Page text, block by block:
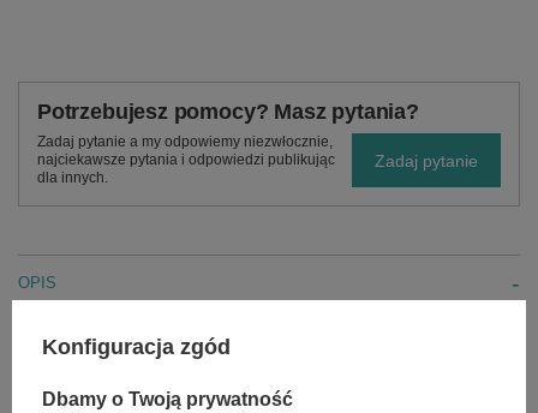
Potrzebujesz pomocy? Masz pytania?
Zadaj pytanie a my odpowiemy niezwłocznie,
najciekawsze pytania i odpowiedzi publikując
dla innych.
Zadaj pytanie
OPIS
Adapter kosiarki Murray
Otwór centralny wielowypust 14,80 / 15,88 mm - 5/8 cala,
średnica zewnętrzna podstawy 49,04 mm, wysokość całkowita
17,7
Konfiguracja zgód
Dbamy o Twoją prywatność